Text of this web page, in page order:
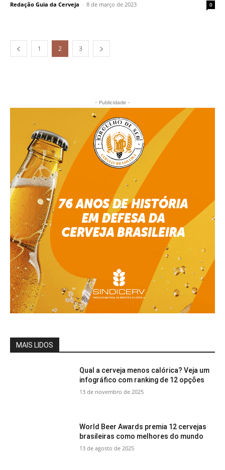
Redação Guia da Cerveja - 8 de março de 2023 0
1 2 3
- Publicidade -
MAIS LIDOS
Qual a cerveja menos calórica? Veja um
infográfico com ranking de 12 opções
13 de novembro de 2025
World Beer Awards premia 12 cervejas
brasileiras como melhores do mundo
13 de agosto de 2025